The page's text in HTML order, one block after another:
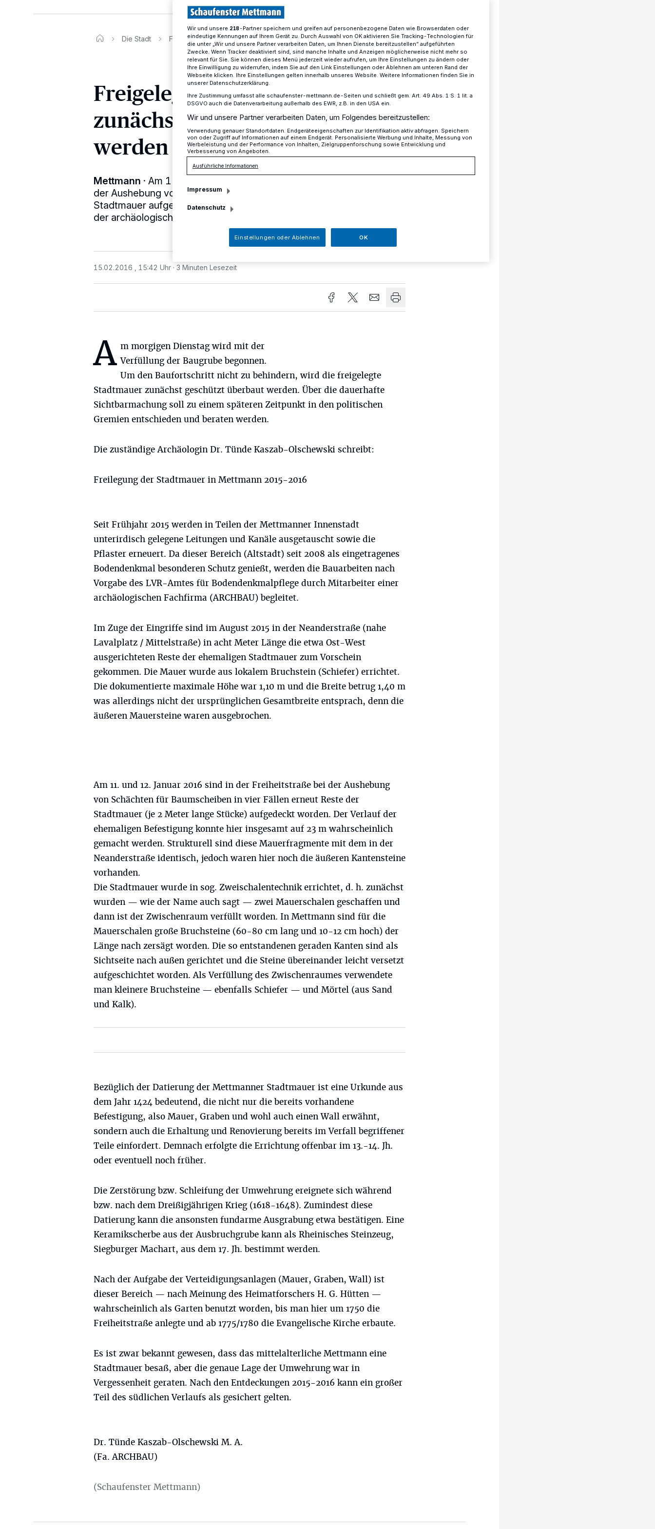
Die Stadt Freigelegte Stadtmauer wird zunächst geschützt überbaut werden
Freigelegte Stadtmauer wird
zunächst geschützt überbaut
werden
Mettmann · Am 11. und 12. Januar 2016 sind in der Freiheitstraße bei
der Aushebung von Schächten für Baumscheiben Reste der
Stadtmauer aufgedeckt worden. Die Funde sind von den Mitarbeitern
der archäologischen Fachfirma Archbau dokumentiert worden.
15.02.2016 , 15:42 Uhr 3 Minuten Lesezeit
A m morgigen Dienstag wird mit der
Verfüllung der Baugrube begonnen.
Um den Baufortschritt nicht zu behindern, wird die freigelegte
Stadtmauer zunächst geschützt überbaut werden. Über die dauerhafte
Sichtbarmachung soll zu einem späteren Zeitpunkt in den politischen
Gremien entschieden und beraten werden.
Die zuständige Archäologin Dr. Tünde Kaszab-Olschewski schreibt:
Freilegung der Stadtmauer in Mettmann 2015-2016
Seit Frühjahr 2015 werden in Teilen der Mettmanner Innenstadt
unterirdisch gelegene Leitungen und Kanäle ausgetauscht sowie die
Pflaster erneuert. Da dieser Bereich (Altstadt) seit 2008 als eingetragenes
Bodendenkmal besonderen Schutz genießt, werden die Bauarbeiten nach
Vorgabe des LVR-Amtes für Bodendenkmalpflege durch Mitarbeiter einer
archäologischen Fachfirma (ARCHBAU) begleitet.
Im Zuge der Eingriffe sind im August 2015 in der Neanderstraße (nahe
Lavalplatz / Mittelstraße) in acht Meter Länge die etwa Ost-West
ausgerichteten Reste der ehemaligen Stadtmauer zum Vorschein
gekommen. Die Mauer wurde aus lokalem Bruchstein (Schiefer) errichtet.
Die dokumentierte maximale Höhe war 1,10 m und die Breite betrug 1,40 m
was allerdings nicht der ursprünglichen Gesamtbreite entsprach, denn die
äußeren Mauersteine waren ausgebrochen.
Am 11. und 12. Januar 2016 sind in der Freiheitstraße bei der Aushebung
von Schächten für Baumscheiben in vier Fällen erneut Reste der
Stadtmauer (je 2 Meter lange Stücke) aufgedeckt worden. Der Verlauf der
ehemaligen Befestigung konnte hier insgesamt auf 23 m wahrscheinlich
gemacht werden. Strukturell sind diese Mauerfragmente mit dem in der
Neanderstraße identisch, jedoch waren hier noch die äußeren Kantensteine
vorhanden.
Die Stadtmauer wurde in sog. Zweischalentechnik errichtet, d. h. zunächst
wurden — wie der Name auch sagt — zwei Mauerschalen geschaffen und
dann ist der Zwischenraum verfüllt worden. In Mettmann sind für die
Mauerschalen große Bruchsteine (60-80 cm lang und 10-12 cm hoch) der
Länge nach zersägt worden. Die so entstandenen geraden Kanten sind als
Sichtseite nach außen gerichtet und die Steine übereinander leicht versetzt
aufgeschichtet worden. Als Verfüllung des Zwischenraumes verwendete
man kleinere Bruchsteine — ebenfalls Schiefer — und Mörtel (aus Sand
und Kalk).
Bezüglich der Datierung der Mettmanner Stadtmauer ist eine Urkunde aus
dem Jahr 1424 bedeutend, die nicht nur die bereits vorhandene
Befestigung, also Mauer, Graben und wohl auch einen Wall erwähnt,
sondern auch die Erhaltung und Renovierung bereits im Verfall begriffener
Teile einfordert. Demnach erfolgte die Errichtung offenbar im 13.-14. Jh.
oder eventuell noch früher.
Die Zerstörung bzw. Schleifung der Umwehrung ereignete sich während
bzw. nach dem Dreißigjährigen Krieg (1618-1648). Zumindest diese
Datierung kann die ansonsten fundarme Ausgrabung etwa bestätigen. Eine
Keramikscherbe aus der Ausbruchgrube kann als Rheinisches Steinzeug,
Siegburger Machart, aus dem 17. Jh. bestimmt werden.
Nach der Aufgabe der Verteidigungsanlagen (Mauer, Graben, Wall) ist
dieser Bereich — nach Meinung des Heimatforschers H. G. Hütten —
wahrscheinlich als Garten benutzt worden, bis man hier um 1750 die
Freiheitstraße anlegte und ab 1775/1780 die Evangelische Kirche erbaute.
Es ist zwar bekannt gewesen, dass das mittelalterliche Mettmann eine
Stadtmauer besaß, aber die genaue Lage der Umwehrung war in
Vergessenheit geraten. Nach den Entdeckungen 2015-2016 kann ein großer
Teil des südlichen Verlaufs als gesichert gelten.
Dr. Tünde Kaszab-Olschewski M. A.
(Fa. ARCHBAU)
(Schaufenster Mettmann)
Wir und unsere 218-Partner speichern und greifen auf personenbezogene Daten wie Browserdaten oder
eindeutige Kennungen auf Ihrem Gerät zu. Durch Auswahl von OK aktivieren Sie Tracking-Technologien für
die unter „Wir und unsere Partner verarbeiten Daten, um Ihnen Dienste bereitzustellen“ aufgeführten
Zwecke. Wenn Tracker deaktiviert sind, sind manche Inhalte und Anzeigen möglicherweise nicht mehr so
relevant für Sie. Sie können dieses Menü jederzeit wieder aufrufen, um Ihre Einstellungen zu ändern oder
Ihre Einwilligung zu widerrufen, indem Sie auf den Link Einstellungen oder Ablehnen am unteren Rand der
Webseite klicken. Ihre Einstellungen gelten innerhalb unseres Website. Weitere Informationen finden Sie in
unserer Datenschutzerklärung.
Ihre Zustimmung umfasst alle schaufenster-mettmann.de-Seiten und schließt gem. Art. 49 Abs. 1 S. 1 lit. a
DSGVO auch die Datenverarbeitung außerhalb des EWR, z.B. in den USA ein.
Wir und unsere Partner verarbeiten Daten, um Folgendes bereitzustellen:
Verwendung genauer Standortdaten. Endgeräteeigenschaften zur Identifikation aktiv abfragen. Speichern
von oder Zugriff auf Informationen auf einem Endgerät. Personalisierte Werbung und Inhalte, Messung von
Werbeleistung und der Performance von Inhalten, Zielgruppenforschung sowie Entwicklung und
Verbesserung von Angeboten.
Ausführliche Informationen
Impressum
Datenschutz
Einstellungen oder Ablehnen OK